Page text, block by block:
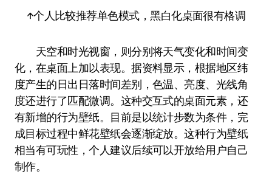
↑个人比较推荐单色模式，黑白化桌面很有格调
天空和时光视窗，则分别将天气变化和时间变
化，在桌面上加以表现。据资料显示，根据地区纬
度产生的日出日落时间差别，色温、亮度、光线角
度还进行了匹配微调。这种交互式的桌面元素，还
有新增的行为壁纸。目前是以统计步数为条件，完
成目标过程中鲜花壁纸会逐渐绽放。这种行为壁纸
相当有可玩性，个人建议后续可以开放给用户自己
制作。